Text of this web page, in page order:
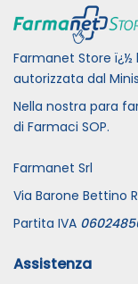
Farmanet Store
autorizzata dal
Nella nostra para
di Farmaci SOP.
Farmanet Srl
Via Barone Bettino
Partita IVA
Assistenza